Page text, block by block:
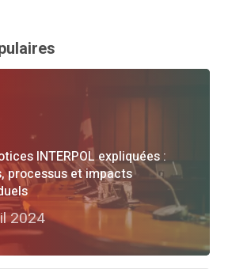
INTERPOL expliquées :
processus et impacts
2024